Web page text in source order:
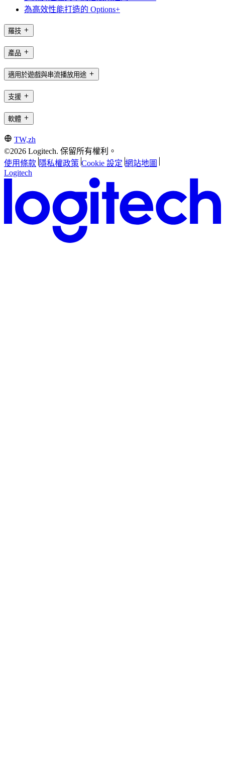
為高效性能打造的 Options+
羅技
產品
適用於遊戲與串流播放用途
支援
軟體
TW,zh
©2026 Logitech. 保留所有權利。
使用條款 隱私權政策 Cookie 設定 網站地圖
Logitech